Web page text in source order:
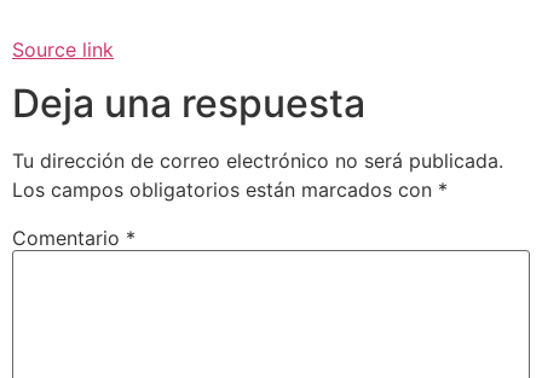
Source link
Deja una respuesta
Tu dirección de correo electrónico no será publicada.
Los campos obligatorios están marcados con *
Comentario *